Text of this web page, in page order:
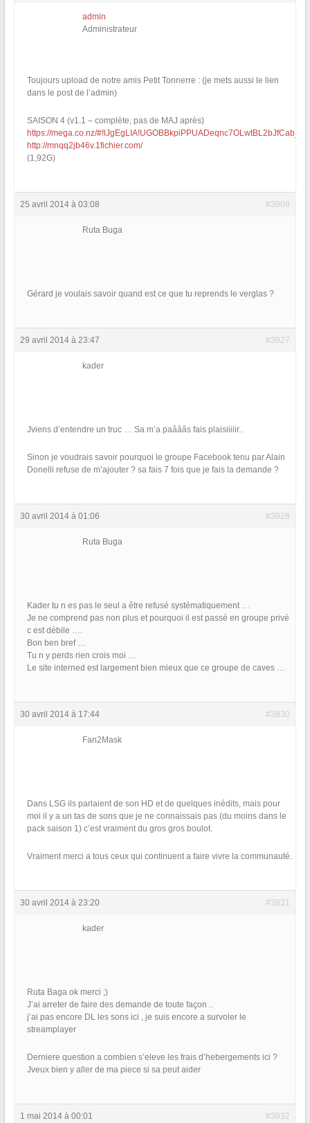
admin
Administrateur
Toujours upload de notre amis Petit Tonnerre : (je mets aussi le lien
dans le post de l’admin)
SAISON 4 (v1.1 – complète, pas de MAJ après)
https://mega.co.nz/
http://mnqq2jb46v.1fichier.com/
(1,92G)
25 avril 2014 à 03:08 #3808
Ruta Buga
Gérard je voulais savoir quand est ce que tu reprends le verglas ?
29 avril 2014 à 23:47 #3827
kader
Jviens d’entendre un truc … Sa m’a paâââs fais plaisiiiiir..
Sinon je voudrais savoir pourquoi le groupe Facebook tenu par Alain
Donelli refuse de m’ajouter ? sa fais 7 fois que je fais la demande ?
30 avril 2014 à 01:06 #3828
Ruta Buga
Kader tu n es pas le seul a être refusé systématiquement …
Je ne comprend pas non plus et pourquoi il est passé en groupe privé
c est débile ….
Bon ben bref …
Tu n y perds rien crois moi …
Le site interned est largement bien mieux que ce groupe de caves …
30 avril 2014 à 17:44 #3830
Fan2Mask
Dans LSG ils parlaient de son HD et de quelques inédits, mais pour
moi il y a un tas de sons que je ne connaissais pas (du moins dans le
pack saison 1) c’est vraiment du gros gros boulot.
Vraiment merci a tous ceux qui continuent a faire vivre la communauté.
30 avril 2014 à 23:20 #3831
kader
Ruta Baga ok merci ;)
J’ai arreter de faire des demande de toute façon ..
j’ai pas encore DL les sons ici , je suis encore a survoler le
streamplayer
Derniere question a combien s’eleve les frais d’hebergements ici ?
Jveux bien y aller de ma piece si sa peut aider
1 mai 2014 à 00:01 #3832